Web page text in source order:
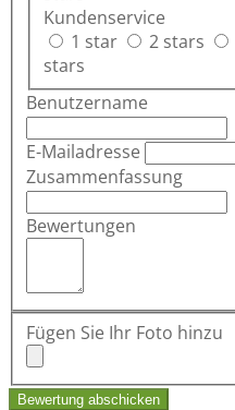
Kundenservice
1 star
2 stars
stars
Benutzername
E-Mailadresse
Zusammenfassung
Bewertungen
Fügen Sie Ihr Foto hinzu
Bewertung abschicken